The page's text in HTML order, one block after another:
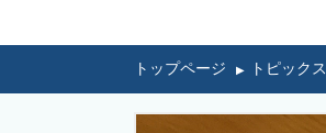
トップページ トピックス